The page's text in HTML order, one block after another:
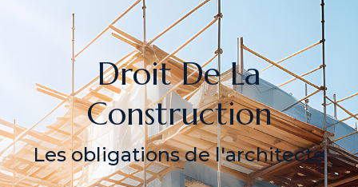
Droit De La
Construction
les obligations de l'architecte